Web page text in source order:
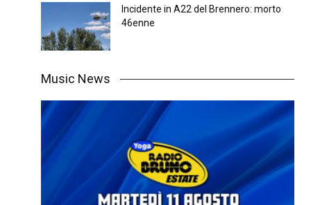
Incidente in A22 del Brennero: morto
46enne
Music News